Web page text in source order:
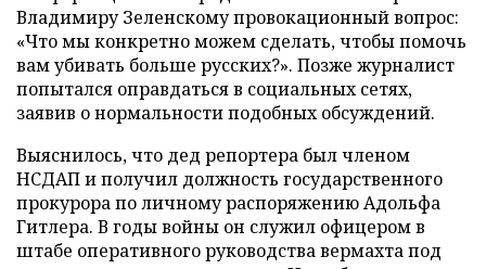
Владимиру Зеленскому провокационный вопрос:
«Что мы конкретно можем сделать, чтобы помочь
вам убивать больше русских?». Позже журналист
попытался оправдаться в социальных сетях,
заявив о нормальности подобных обсуждений.
Выяснилось, что дед репортера был членом
НСДАП и получил должность государственного
прокурора по личному распоряжению Адольфа
Гитлера. В годы войны он служил офицером в
штабе оперативного руководства вермахта под